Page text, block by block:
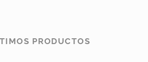
PRODUCTOS